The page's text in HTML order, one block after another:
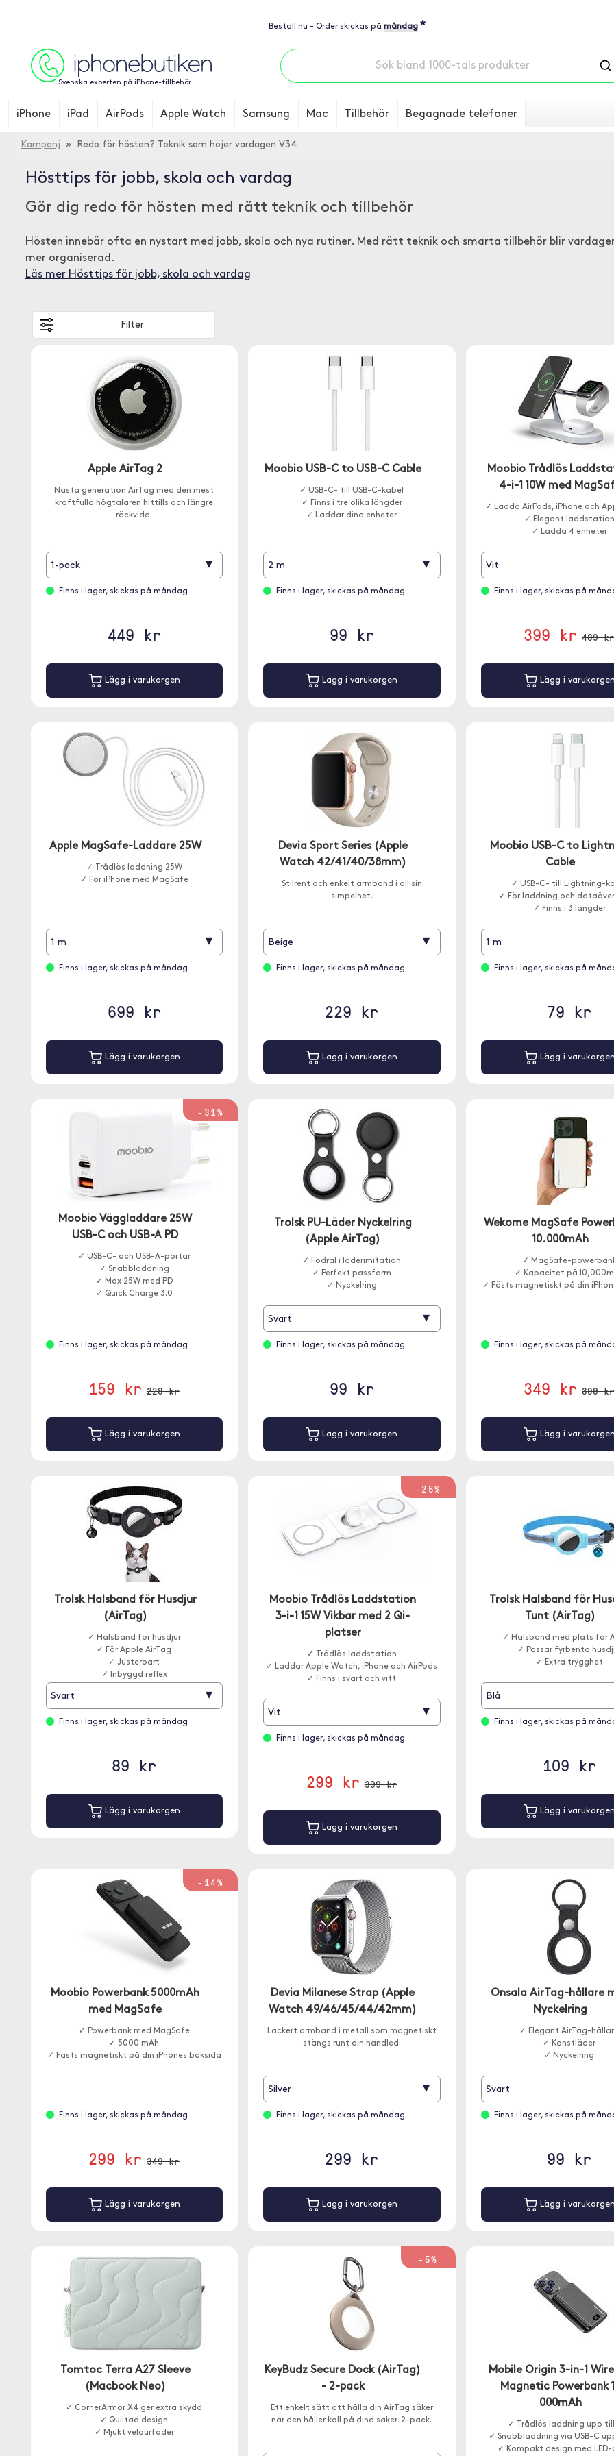
Beställ nu - Order skickas på måndag *
Svenska experten på iPhone-tillbehör
iPhone iPad AirPods Apple Watch Samsung Mac Tillbehör Begagnade telefoner
Kampanj » Redo för hösten? Teknik som höjer vardagen V34
Hösttips för jobb, skola och vardag
Gör dig redo för hösten med rätt teknik och tillbehör
Hösten innebär ofta en nystart med jobb, skola och nya rutiner. Med rätt teknik och smarta tillbehör blir
mer organiserad.
Läs mer Hösttips för jobb, skola och vardag
Filter
Apple AirTag 2
Nästa generation AirTag med den mest
kraftfulla högtalaren hittills och längre
räckvidd.
1-pack ▾
Finns i lager, skickas på måndag
449 kr
Lägg i varukorgen
Moobio USB-C to USB-C Cable
✓ USB-C- till USB-C-kabel
✓ Finns i tre olika längder
✓ Laddar dina enheter
2 m ▾
Finns i lager, skickas på måndag
99 kr
Lägg i varukorgen
Moobio Trådlös
4-i-1 10W med
✓ Ladda AirPods, iPhone och
✓ Elegant laddstation
✓ Ladda 4 enheter
Vit
Finns i lager, skickas på
399 kr 489
Lägg i
Apple MagSafe-Laddare 25W
✓ Trådlös laddning 25W
✓ För iPhone med MagSafe
1 m ▾
Finns i lager, skickas på måndag
699 kr
Lägg i varukorgen
Devia Sport Series (Apple
Watch 42/41/40/38mm)
Stilrent och enkelt armband i all sin
simpelhet.
Beige ▾
Finns i lager, skickas på måndag
229 kr
Lägg i varukorgen
Moobio USB-C to
Cable
✓ USB-C- till Lightning-
✓ För laddning och
✓ Finns i 3 längder
1 m
Finns i lager, skickas på
79 kr
Lägg i
-31%
Moobio Väggladdare 25W
USB-C och USB-A PD
✓ USB-C- och USB-A-portar
✓ Snabbladdning
✓ Max 25W med PD
✓ Quick Charge 3.0
Finns i lager, skickas på måndag
159 kr 229 kr
Lägg i varukorgen
Trolsk PU-Läder Nyckelring
(Apple AirTag)
✓ Fodral i läderimitation
✓ Perfekt passform
✓ Nyckelring
Svart ▾
Finns i lager, skickas på måndag
99 kr
Lägg i varukorgen
Wekome MagSafe
10.000mAh
✓ MagSafe-
✓ Kapacitet på
✓ Fästs magnetiskt på din
Finns i lager, skickas på
349 kr 399
Lägg i
Trolsk Halsband för Husdjur
(AirTag)
✓ Halsband för husdjur
✓ För Apple AirTag
✓ Justerbart
✓ Inbyggd reflex
Svart ▾
Finns i lager, skickas på måndag
89 kr
Lägg i varukorgen
-25%
Moobio Trådlös Laddstation
3-i-1 15W Vikbar med 2 Qi-
platser
✓ Trådlös laddstation
✓ Laddar Apple Watch, iPhone och AirPods
✓ Finns i svart och vitt
Vit ▾
Finns i lager, skickas på måndag
299 kr 399 kr
Lägg i varukorgen
Trolsk Halsband för
Tunt (AirTag)
✓ Halsband med plats för
✓ Passar fyrbenta
✓ Extra trygghet
Blå
Finns i lager, skickas på
109 kr
Lägg i
-14%
Moobio Powerbank 5000mAh
med MagSafe
✓ Powerbank med MagSafe
✓ 5000 mAh
✓ Fästs magnetiskt på din iPhones baksida
Finns i lager, skickas på måndag
299 kr 349 kr
Lägg i varukorgen
Devia Milanese Strap (Apple
Watch 49/46/45/44/42mm)
Läckert armband i metall som magnetiskt
stängs runt din handled.
Silver ▾
Finns i lager, skickas på måndag
299 kr
Lägg i varukorgen
Onsala AirTag-hållare
Nyckelring
✓ Elegant AirTag-
✓ Konstläder
✓ Nyckelring
Svart
Finns i lager, skickas på
99 kr
Lägg i
Tomtoc Terra A27 Sleeve
(Macbook Neo)
✓ CornerArmor X4 ger extra skydd
✓ Quiltad design
✓ Mjukt velourfoder
-5%
KeyBudz Secure Dock (AirTag)
- 2-pack
Ett enkelt sätt att hålla din AirTag säker
när den håller koll på dina saker. 2-pack.
Mobile Origin 3-in-1
Magnetic Powerbank
000mAh
✓ Trådlös laddning upp till
✓ Snabbladdning via USB-C
✓ Kompakt design med